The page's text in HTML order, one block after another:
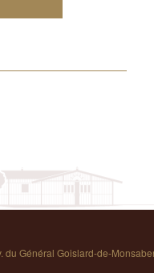
du Général Goislard-de-